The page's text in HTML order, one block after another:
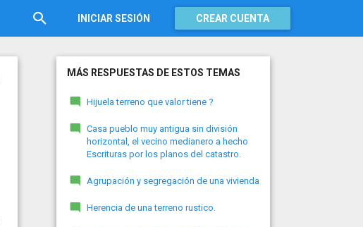
INICIAR SESIÓN CREAR CUENTA
MÁS RESPUESTAS DE ESTOS TEMAS
Hijuela terreno que valor tiene ?
Casa pueblo muy antigua sin división
horizontal, el vecino medianero a hecho
Escrituras por los planos del catastro.
Agrupación y segregación de una vivienda
Herencia de una terreno rustico.